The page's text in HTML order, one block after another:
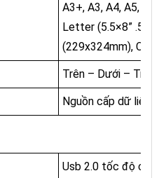
A3+, A3, A4, A5, A6,
Letter (5.5×8” .5 “),
(229x324mm), C6
Trên – Dưới – Trái –
Nguồn cấp dữ liệu
Usb 2.0 tốc độ cao